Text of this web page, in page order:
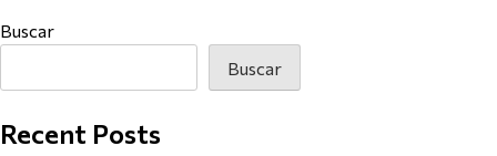
Buscar
Buscar
Recent Posts